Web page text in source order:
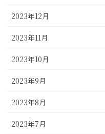
2023年12月
2023年11月
2023年10月
2023年9月
2023年8月
2023年7月